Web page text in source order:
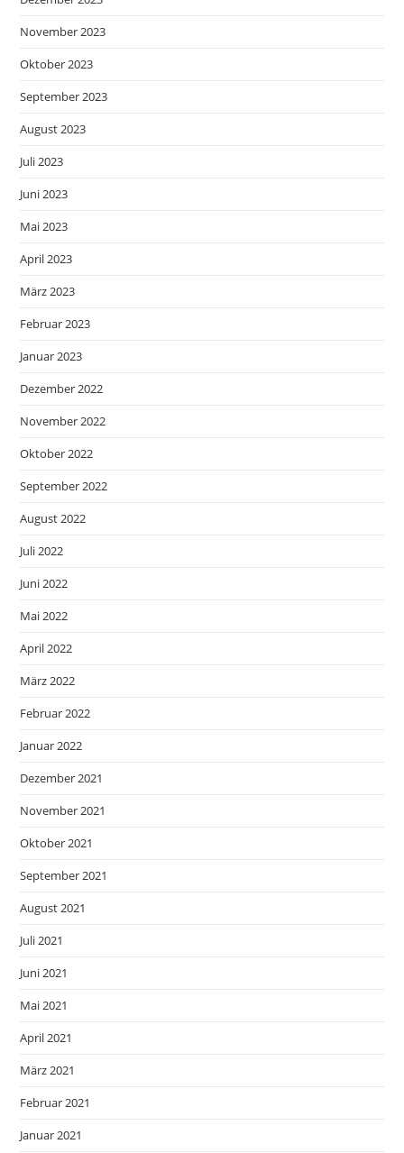
November 2023
Oktober 2023
September 2023
August 2023
Juli 2023
Juni 2023
Mai 2023
April 2023
März 2023
Februar 2023
Januar 2023
Dezember 2022
November 2022
Oktober 2022
September 2022
August 2022
Juli 2022
Juni 2022
Mai 2022
April 2022
März 2022
Februar 2022
Januar 2022
Dezember 2021
November 2021
Oktober 2021
September 2021
August 2021
Juli 2021
Juni 2021
Mai 2021
April 2021
März 2021
Februar 2021
Januar 2021